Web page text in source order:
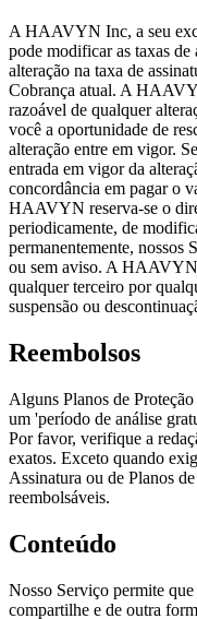
A HAAVYN Inc, a seu
pode modificar as taxas de
alteração na taxa de
Cobrança atual. A
razoável de qualquer
você a oportunidade de
alteração entre em vigor.
entrada em vigor da
concordância em pagar o
HAAVYN reserva-se o
periodicamente, de
permanentemente, nossos
ou sem aviso. A HAAVYN
qualquer terceiro por
suspensão ou
Reembolsos
Alguns Planos de
um 'período de análise
Por favor, verifique a
exatos. Exceto quando
Assinatura ou de Planos
reembolsáveis.
Conteúdo
Nosso Serviço permite
compartilhe e de outra